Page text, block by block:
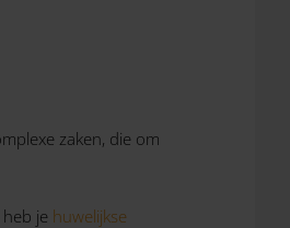
zaken, die om
je huwelijkse